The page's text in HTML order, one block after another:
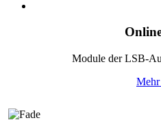
Module der LSB-
Mehr